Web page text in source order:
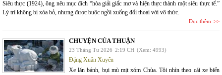
Siêu thực (1924), ông nêu mục đích “hòa giải giấc mơ và hiện thực thành một siêu thực tế.”
Lý trí không bị xóa bỏ, nhưng được buộc ngồi xuống đối thoại với vô thức.
Đọc thêm
CHUYỆN CỦA THUẬN
23 Tháng Tư 2026 2:19 CH (Xem: 4993)
Đặng Xuân Xuyến
Xe lăn bánh, bụi mù mịt xóm Chùa. Tôi nhìn theo cái xe biển